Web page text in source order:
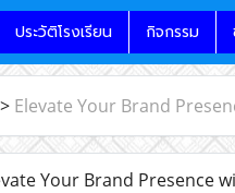
ประวัติโรงเรียน กิจกรรม
> Elevate Your Brand
Your Brand Presence